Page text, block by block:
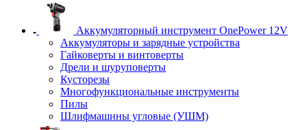
Аккумуляторный инструмент OnePower 12V
Аккумуляторы и зарядные устройства
Гайковерты и винтоверты
Дрели и шуруповерты
Кусторезы
Многофункциональные инструменты
Пилы
Шлифмашины угловые (УШМ)